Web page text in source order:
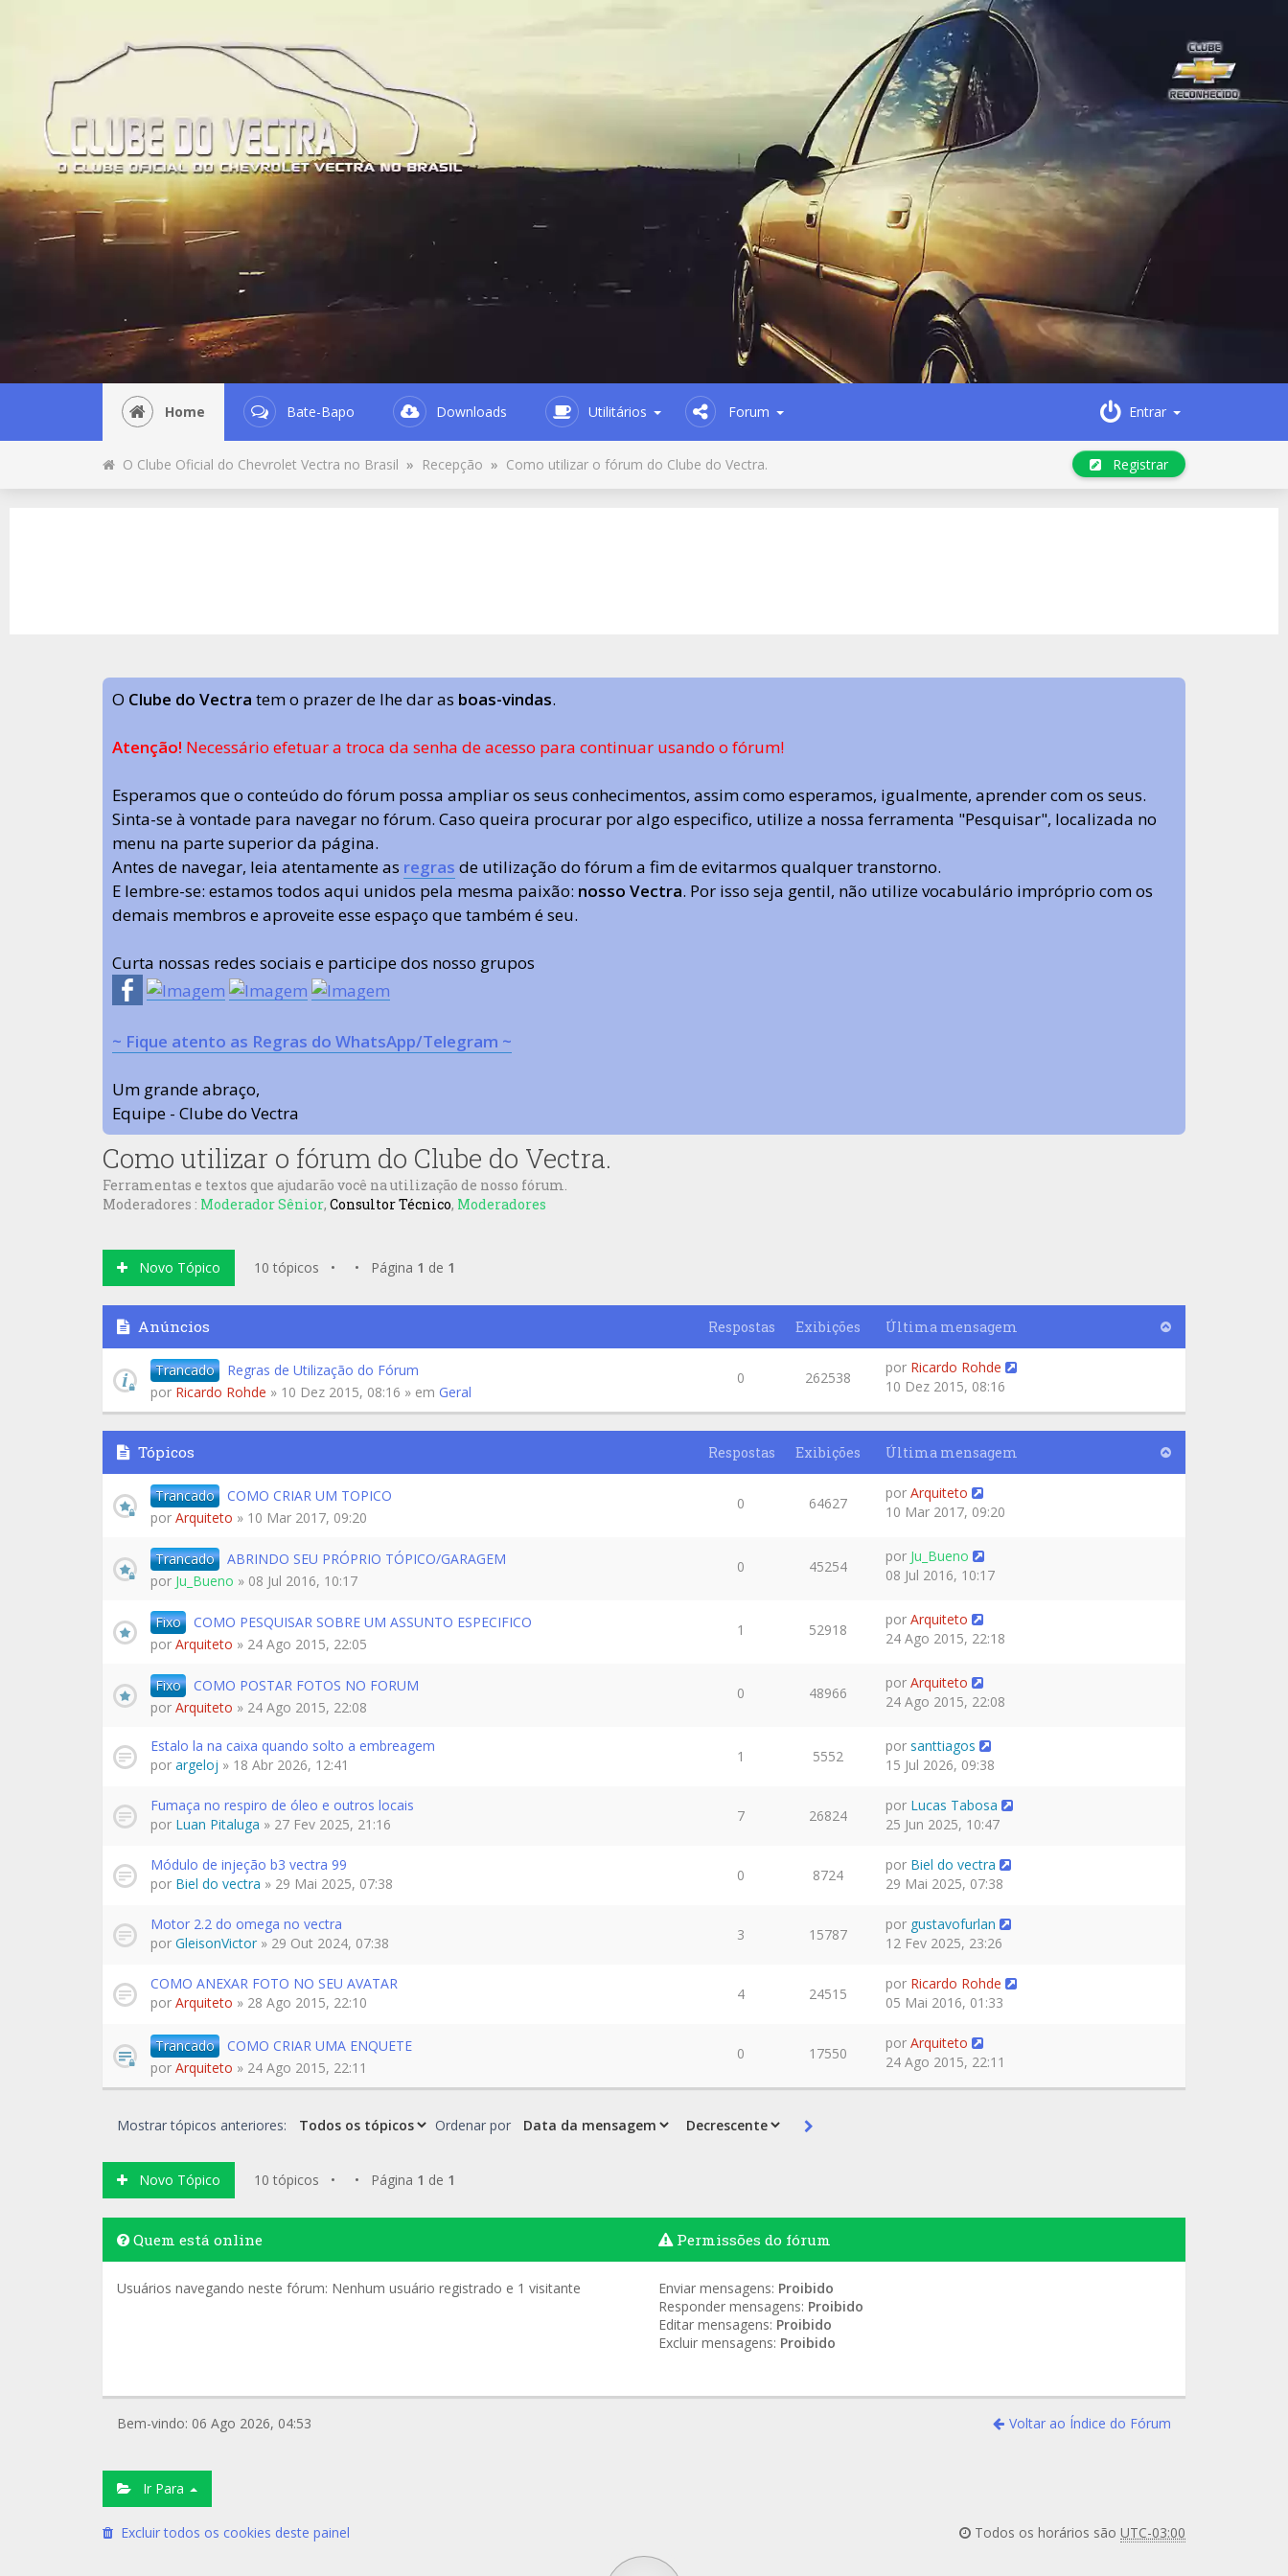
Home Bate-Bapo Downloads Utilitários Forum Entrar
O Clube Oficial do Chevrolet Vectra no Brasil » Recepção » Como utilizar o fórum do Clube do Vectra. Registrar
O Clube do Vectra tem o prazer de lhe dar as boas-vindas.
Atenção! Necessário efetuar a troca da senha de acesso para continuar usando o fórum!
Esperamos que o conteúdo do fórum possa ampliar os seus conhecimentos, assim como esperamos, igualmente, aprender com os seus.
Sinta-se à vontade para navegar no fórum. Caso queira procurar por algo especifico, utilize a nossa ferramenta "Pesquisar", localizada no
menu na parte superior da página.
Antes de navegar, leia atentamente as regras de utilização do fórum a fim de evitarmos qualquer transtorno.
E lembre-se: estamos todos aqui unidos pela mesma paixão: nosso Vectra. Por isso seja gentil, não utilize vocabulário impróprio com os
demais membros e aproveite esse espaço que também é seu.
Curta nossas redes sociais e participe dos nosso grupos
~ Fique atento as Regras do WhatsApp/Telegram ~
Um grande abraço,
Equipe - Clube do Vectra
Como utilizar o fórum do Clube do Vectra.
Ferramentas e textos que ajudarão você na utilização de nosso fórum.
Moderadores : Moderador Sênior, Consultor Técnico, Moderadores
Novo Tópico 10 tópicos • • Página 1 de 1
Anúncios Respostas Exibições Última mensagem
Trancado
Regras de Utilização do Fórum
por Ricardo Rohde » 10 Dez 2015, 08:16 » em Geral
0 262538
por Ricardo Rohde
10 Dez 2015, 08:16
Tópicos Respostas Exibições Última mensagem
Trancado
COMO CRIAR UM TOPICO
por Arquiteto » 10 Mar 2017, 09:20
0 64627
por Arquiteto
10 Mar 2017, 09:20
Trancado
ABRINDO SEU PRÓPRIO TÓPICO/GARAGEM
por Ju_Bueno » 08 Jul 2016, 10:17
0 45254
por Ju_Bueno
08 Jul 2016, 10:17
Fixo
COMO PESQUISAR SOBRE UM ASSUNTO ESPECIFICO
por Arquiteto » 24 Ago 2015, 22:05
1 52918
por Arquiteto
24 Ago 2015, 22:18
Fixo
COMO POSTAR FOTOS NO FORUM
por Arquiteto » 24 Ago 2015, 22:08
0 48966
por Arquiteto
24 Ago 2015, 22:08
Estalo la na caixa quando solto a embreagem
por argeloj » 18 Abr 2026, 12:41 1 5552
por santtiagos
15 Jul 2026, 09:38
Fumaça no respiro de óleo e outros locais
por Luan Pitaluga » 27 Fev 2025, 21:16 7 26824
por Lucas Tabosa
25 Jun 2025, 10:47
Módulo de injeção b3 vectra 99
por Biel do vectra » 29 Mai 2025, 07:38 0 8724
por Biel do vectra
29 Mai 2025, 07:38
Motor 2.2 do omega no vectra
por GleisonVictor » 29 Out 2024, 07:38 3 15787
por gustavofurlan
12 Fev 2025, 23:26
COMO ANEXAR FOTO NO SEU AVATAR
por Arquiteto » 28 Ago 2015, 22:10 4 24515
por Ricardo Rohde
05 Mai 2016, 01:33
Trancado
COMO CRIAR UMA ENQUETE
por Arquiteto » 24 Ago 2015, 22:11
0 17550
por Arquiteto
24 Ago 2015, 22:11
Mostrar tópicos anteriores: Ordenar por
Novo Tópico 10 tópicos • • Página 1 de 1
Quem está online
Usuários navegando neste fórum: Nenhum usuário registrado e 1 visitante
Permissões do fórum
Enviar mensagens: Proibido
Responder mensagens: Proibido
Editar mensagens: Proibido
Excluir mensagens: Proibido
Bem-vindo: 06 Ago 2026, 04:53 Voltar ao Índice do Fórum
Ir Para
Excluir todos os cookies deste painel Todos os horários são UTC-03:00